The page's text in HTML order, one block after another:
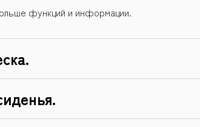
функций и информации.